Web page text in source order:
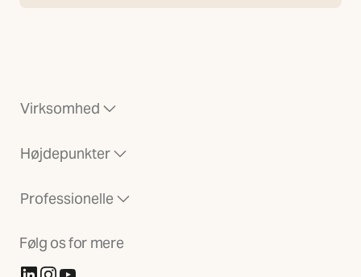
Virksomhed
Højdepunkter
Professionelle
Følg os for mere